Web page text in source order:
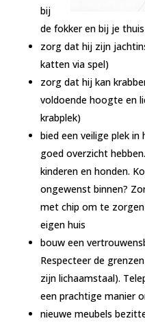
bij
de fokker en bij je thuis
zorg dat hij zijn
katten via spel)
zorg dat hij kan
voldoende hoogte en
krabplek)
bied een veilige plek
goed overzicht
kinderen en honden.
ongewenst binnen?
met chip om te
eigen huis
bouw een
Respecteer de
zijn lichaamstaal).
een prachtige manier
nieuwe meubels